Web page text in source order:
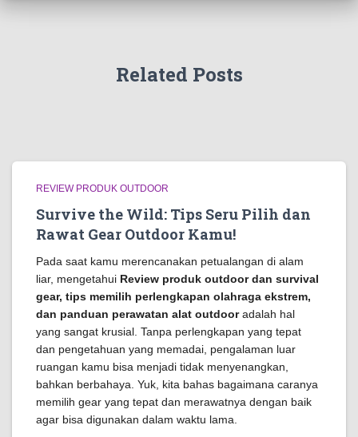
Related Posts
REVIEW PRODUK OUTDOOR
Survive the Wild: Tips Seru Pilih dan
Rawat Gear Outdoor Kamu!
Pada saat kamu merencanakan petualangan di alam
liar, mengetahui Review produk outdoor dan survival
gear, tips memilih perlengkapan olahraga ekstrem,
dan panduan perawatan alat outdooradalah hal
yang sangat krusial. Tanpa perlengkapan yang tepat
dan pengetahuan yang memadai, pengalaman luar
ruangan kamu bisa menjadi tidak menyenangkan,
bahkan berbahaya. Yuk, kita bahas bagaimana caranya
memilih gear yang tepat dan merawatnya dengan baik
agar bisa digunakan dalam waktu lama.